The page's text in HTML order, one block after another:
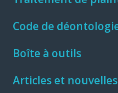
Code de
Boîte à outils
Articles et nouvelles